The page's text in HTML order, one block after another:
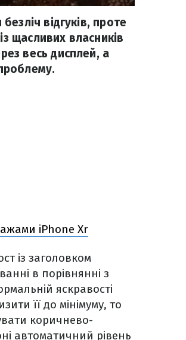
відгуків, проте
щасливих власників
весь дисплей, а
iPhone Xr
із заголовком
в порівнянні з
яскравості
її до мінімуму, то
коричнево-
автоматичний рівень